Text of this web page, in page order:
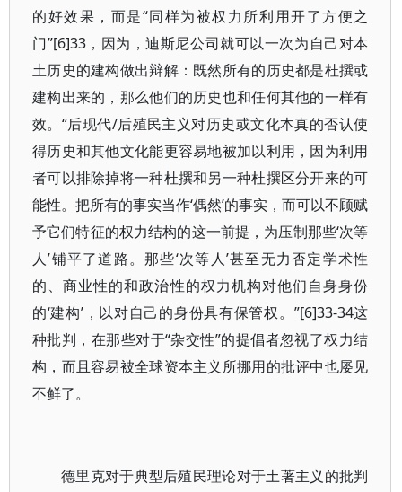
的好效果，而是“同样为被权力所利用开了方便之
门”[6]33，因为，迪斯尼公司就可以一次为自己对本
土历史的建构做出辩解：既然所有的历史都是杜撰或
建构出来的，那么他们的历史也和任何其他的一样有
效。“后现代/后殖民主义对历史或文化本真的否认使
得历史和其他文化能更容易地被加以利用，因为利用
者可以排除掉将一种杜撰和另一种杜撰区分开来的可
能性。把所有的事实当作‘偶然’的事实，而可以不顾赋
予它们特征的权力结构的这一前提，为压制那些‘次等
人’铺平了道路。那些‘次等人’甚至无力否定学术性
的、商业性的和政治性的权力机构对他们自身身份
的‘建构’，以对自己的身份具有保管权。”[6]33-34这
种批判，在那些对于“杂交性”的提倡者忽视了权力结
构，而且容易被全球资本主义所挪用的批评中也屡见
不鲜了。
德里克对于典型后殖民理论对于土著主义的批判